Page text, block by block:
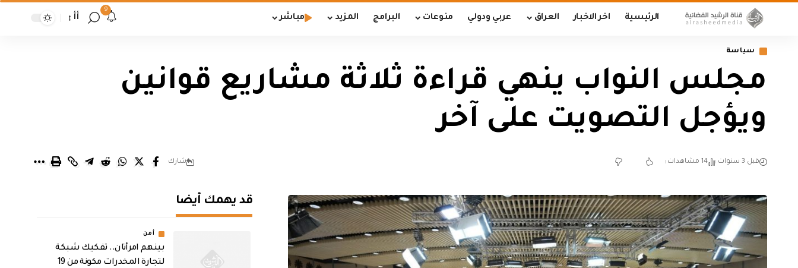
الرئيسية اخر الاخبار العراق عربي ودولي منوعات البرامج المزيد مباشر
9
أأ
سياسة
مجلس النواب ينهي قراءة ثلاثة مشاريع قوانين
ويؤجل التصويت على آخر
قبل 3 سنوات 14 مشاهدات شارك
قد يهمك أيضا
أمن
بينهم امرأتان.. تفكيك شبكة
لتجارة المخدرات مكونة من 19